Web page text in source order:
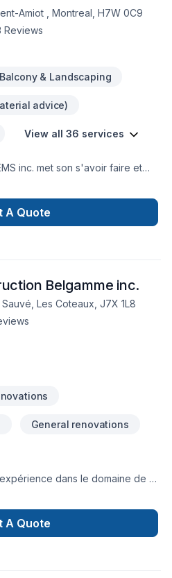
Amiot , Montreal, H7W 0C9
Reviews
Balcony & Landscaping
advice)
View all 36 services
inc. met son s'avoir faire et
de transformation
l’amélioration du cadre de vie
service et un travail de qualité
impératifs des ses clients.
coûts, nous travaillons en
professionnels et
A Quote
Belgamme inc.
Les Coteaux, J7X 1L8
General renovations
dans le domaine de la
domiciliaire, Agrandissement de
troisième étages, Après-
commercial, industriel. Nous
A Quote